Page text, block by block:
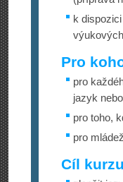
k
Pro
pro
jazyk
pro toho,
pro
Cíl kurzu